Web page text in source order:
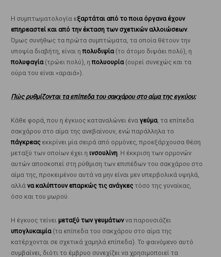
Η συμπτωματολογία εξαρτάται από το ποια όργανα έχουν
επηρεαστεί και από την έκταση των σχετικών αλλοιώσεων.
Όμως συνήθως τα πρώτα συμπτώματα, τα οποία θέτουν την
υποψία διαβήτη, είναι ηπολυδιψία(το άτομο διψάει πολύ), η
πολυφαγία(τρώει πολύ), ηπολυουρία(ουρεί συνεχώς και τα
ούρα του είναι «αραιά»).
Πώς ρυθμίζονται τα επίπεδα του σακχάρου στο αίμα της εγκύου;
Κάθε φορά, που η έγκυος καταναλώνει ένα γεύμα, τα επίπεδα
σακχάρου στο αίμα της ανεβαίνουν, ενώ παράλληλα το
πάγκρεαςεκκρίνει μία σειρά από ορμόνες, προεξάρχουσα θέση
μεταξύ των οποίων έχει η ινσουλίνη. Η έκκριση των ορμονών
αυτών αποσκοπεί στη ρύθμιση των επιπέδων του σακχάρου στο
αίμα της, προκειμένου αυτά να μην είναι μεν υπερβολικά υψηλά,
αλλά να καλύπτουν επαρκώς τις ανάγκεςτόσο της γυναίκας,
όσο και του μωρού.
Η έγκυος τείνει μεταξύ των γευμάτωννα παρουσιάζει
υπογλυκαιμία(τα επίπεδα του σακχάρου στο αίμα της
κατέρχονται σε σχετικά χαμηλά επίπεδα). Το φαινόμενο αυτό
συμβαίνει, διότι το έμβρυο συνεχίζει να χρησιμοποιεί τα